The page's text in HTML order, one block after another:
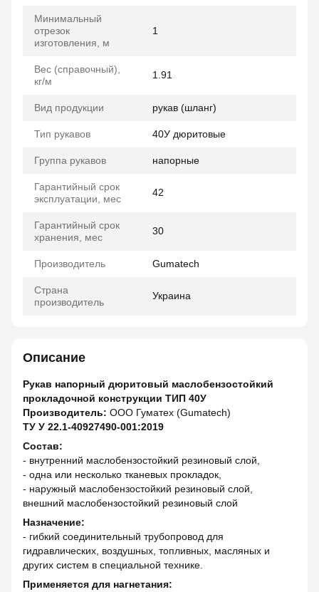
Минимальный
отрезок
изготовления, м
1
Вес (справочный),
кг/м
1.91
Вид продукции рукав (шланг)
Тип рукавов 40У дюритовые
Группа рукавов напорные
Гарантийный срок
эксплуатации, мес
42
Гарантийный срок
хранения, мес
30
Производитель Gumatech
Страна
производитель
Украина
Описание
Рукав напорный дюритовый маслобензостойкий
прокладочной конструкции ТИП 40У
Производитель: ООО Гуматех (Gumatech)
ТУ У 22.1-40927490-001:2019
Состав:
- внутренний маслобензостойкий резиновый слой,
- одна или несколько тканевых прокладок,
- наружный маслобензостойкий резиновый слой,
внешний маслобензостойкий резиновый слой
Назначение:
- гибкий соединительный трубопровод для
гидравлических, воздушных, топливных, масляных и
других систем в специальной технике.
Применяется для нагнетания: